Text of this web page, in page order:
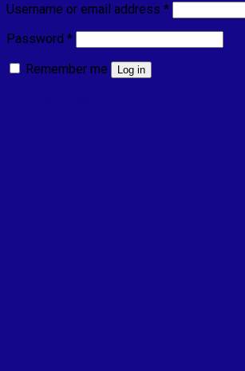
Username or email address *
Password *
Remember me
Log in